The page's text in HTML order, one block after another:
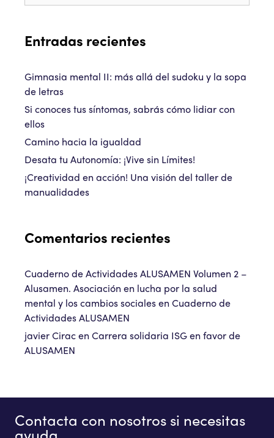
Entradas recientes
Gimnasia mental II: más allá del sudoku y la sopa
de letras
Si conoces tus síntomas, sabrás cómo lidiar con
ellos
Camino hacia la igualdad
Desata tu Autonomía: ¡Vive sin Límites!
¡Creatividad en acción! Una visión del taller de
manualidades
Comentarios recientes
Cuaderno de Actividades ALUSAMEN Volumen 2 –
Alusamen. Asociación en lucha por la salud
mental y los cambios socialesen Cuaderno de
Actividades ALUSAMEN
javier Ciracen Carrera solidaria ISG en favor de
ALUSAMEN
Contacta con nosotros si necesitas